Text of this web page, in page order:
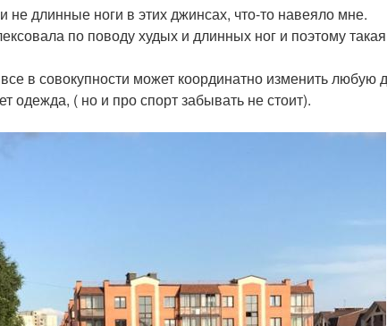
не длинные ноги в этих джинсах, что-то навеяло мне.
по поводу худых и длинных ног и поэтому
в совокупности может координатно изменить любую
одежда, ( но и про спорт забывать не стоит).